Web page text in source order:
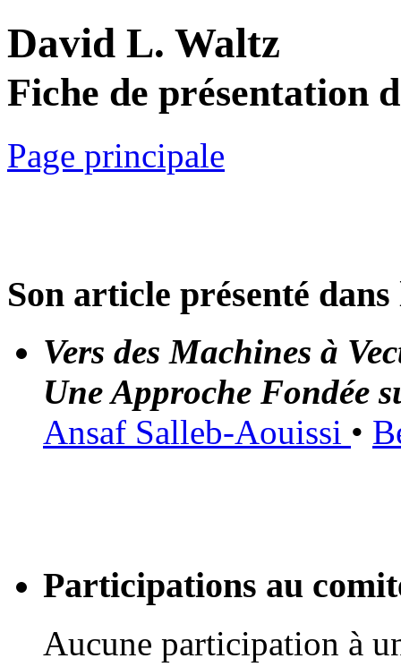
David L. Waltz
Fiche de présentation
Page principale
Son article présenté
Vers des Machines à
Une Approche Fondée
Ansaf Salleb-Aouissi •
Participations au
Aucune participation à